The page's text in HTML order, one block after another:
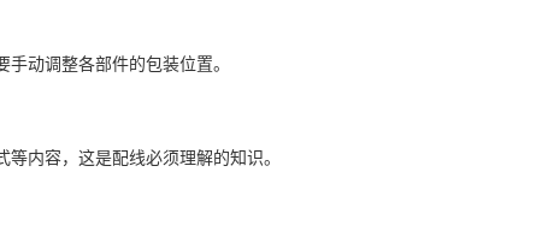
动调整各部件的包装位置。
内容，这是配线必须理解的知识。